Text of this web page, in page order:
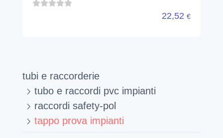
22,52 €
tubi e raccorderie
tubo e raccordi pvc impianti
raccordi safety-pol
tappo prova impianti